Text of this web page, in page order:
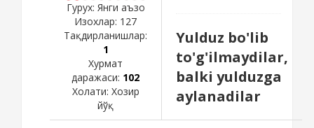
Гурух: Янги аъзо
Изохлар: 127
Тақдирланишлар:
1
Хурмат
даражаси: 102
Холати: Хозир
йўқ
Yulduz bo'lib
to'g'ilmaydilar,
balki yulduzga
aylanadilar